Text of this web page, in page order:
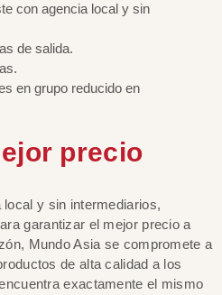
con agencia local y sin
de salida.
en grupo reducido en
precio
y sin intermediarios,
garantizar el mejor precio a
Mundo Asia se compromete a
de alta calidad a los
exactamente el mismo